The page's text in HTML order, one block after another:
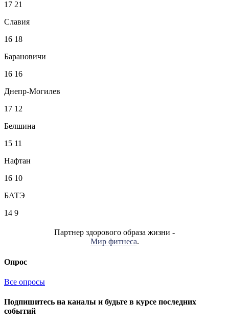
17 21
Славия
16 18
Барановичи
16 16
Днепр-Могилев
17 12
Белшина
15 11
Нафтан
16 10
БАТЭ
14 9
Партнер здорового образа жизни -
Мир фитнеса.
Опрос
Все опросы
Подпишитесь на каналы и будьте в курсе последних
событий